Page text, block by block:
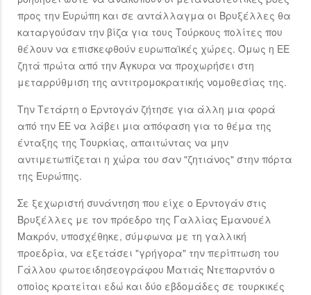
προς την Ευρώπη και σε αντάλλαγμα οι Βρυξέλλες θα
καταργούσαν την βίζα για τους Τούρκους πολίτες που
θέλουν να επισκεφθούν ευρωπαϊκές χώρες. Όμως η ΕΕ
ζητά πρώτα από την Άγκυρα να προχωρήσει στη
μεταρρύθμιση της αντιτρομοκρατικής νομοθεσίας της.
Την Τετάρτη ο Ερντογάν ζήτησε για άλλη μια φορά
από την ΕΕ να λάβει μια απόφαση για το θέμα της
ένταξης της Τουρκίας, απαιτώντας να μην
αντιμετωπίζεται η χώρα του σαν "ζητιάνος" στην πόρτα
της Ευρώπης.
Σε ξεχωριστή συνάντηση που είχε ο Ερντογάν στις
Βρυξέλλες με τον πρόεδρο της Γαλλίας Εμανουέλ
Μακρόν, υποσχέθηκε, σύμφωνα με τη γαλλική
προεδρία, να εξετάσει "γρήγορα" την περίπτωση του
Γάλλου φωτοειδησεογράφου Ματιάς Ντεπαρντόν ο
οποίος κρατείται εδώ και δύο εβδομάδες σε τουρκικές